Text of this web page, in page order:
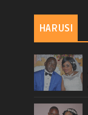
HARUSI